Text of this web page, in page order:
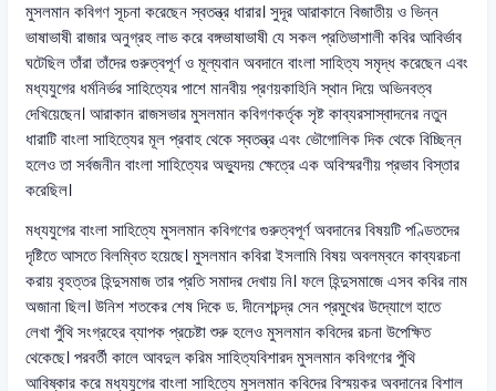
মুসলমান কবিগণ সূচনা করেছেন স্বতন্ত্র ধারার। সুদূর আরাকানে বিজাতীয় ও ভিন্ন
ভাষাভাষী রাজার অনুগ্রহ লাভ করে বঙ্গভাষাভাষী যে সকল প্রতিভাশালী কবির আবির্ভাব
ঘটেছিল তাঁরা তাঁদের গুরুত্বপূর্ণ ও মূল্যবান অবদানে বাংলা সাহিত্য সমৃদ্ধ করেছেন এবং
মধ্যযুগের ধর্মনির্ভর সাহিত্যের পাশে মানবীয় প্রণয়কাহিনি স্থান দিয়ে অভিনবত্ব
দেখিয়েছেন। আরাকান রাজসভার মুসলমান কবিগণকর্তৃক সৃষ্ট কাব্যরসাস্বাদনের নতুন
ধারাটি বাংলা সাহিত্যের মূল প্রবাহ থেকে স্বতন্ত্র এবং ভৌগোলিক দিক থেকে বিচ্ছিন্ন
হলেও তা সর্বজনীন বাংলা সাহিত্যের অভ্যুদয় ক্ষেত্রে এক অবিস্মরণীয় প্রভাব বিস্তার
করেছিল।
মধ্যযুগের বাংলা সাহিত্যে মুসলমান কবিগণের গুরুত্বপূর্ণ অবদানের বিষয়টি পণ্ডিতদের
দৃষ্টিতে আসতে বিলম্বিত হয়েছে। মুসলমান কবিরা ইসলামি বিষয় অবলম্বনে কাব্যরচনা
করায় বৃহত্তর হিন্দুসমাজ তার প্রতি সমাদর দেখায় নি। ফলে হিন্দুসমাজে এসব কবির নাম
অজানা ছিল। উনিশ শতকের শেষ দিকে ড. দীনেশচন্দ্র সেন প্রমুখের উদ্যোগে হাতে
লেখা পুঁথি সংগ্রহের ব্যাপক প্রচেষ্টা শুরু হলেও মুসলমান কবিদের রচনা উপেক্ষিত
থেকেছে। পরবর্তী কালে আবদুল করিম সাহিত্যবিশারদ মুসলমান কবিগণের পুঁথি
আবিষ্কার করে মধ্যযুগের বাংলা সাহিত্যে মুসলমান কবিদের বিস্ময়কর অবদানের বিশাল